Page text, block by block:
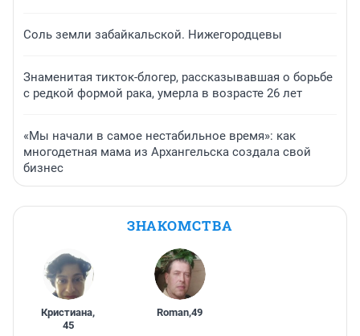
Соль земли забайкальской. Нижегородцевы
Знаменитая тикток-блогер, рассказывавшая о борьбе
с редкой формой рака, умерла в возрасте 26 лет
«Мы начали в самое нестабильное время»: как
многодетная мама из Архангельска создала свой
бизнес
ЗНАКОМСТВА
Кристиана,
45
Roman,49